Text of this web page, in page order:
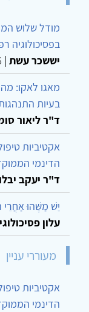
מודל שלוש
בפסיכולוגיה
יששכר עשת |
מאגו לאקו:
בעיות
ד"ר ליאור
אקטיביות
הדינמי
ד"ר יעקב
יֵשׁ מַשֶּׁהוּ
עלון
מעוררי עניין
אקטיביות
הדינמי